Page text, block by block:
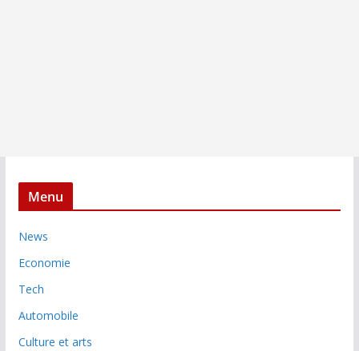
Menu
News
Economie
Tech
Automobile
Culture et arts